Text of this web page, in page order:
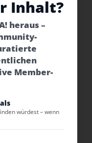
Inhalt?
heraus –
Member-
würdest – wenn